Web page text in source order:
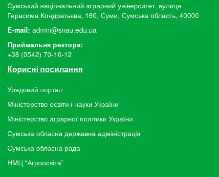
Сумський національний аграрний університет, вулиця
Герасима Кондратьєва, 160, Суми, Сумська область, 40000
E-mail: admin@snau.edu.ua
Приймальня ректора:
+38 (0542) 70-10-12
Корисні посилання
Урядовий портал
Міністерство освіти і науки України
Міністерство аграрної політики України
Сумська обласна державна адміністрація
Сумська обласна рада
НМЦ “Агроосвіта”